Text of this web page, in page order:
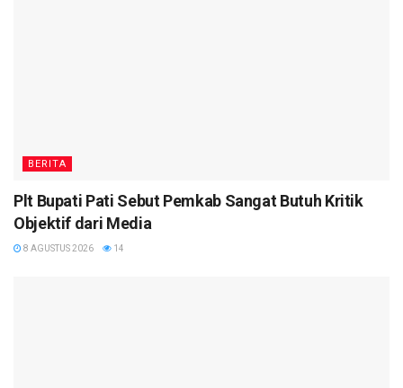
BERITA
Plt Bupati Pati Sebut Pemkab Sangat Butuh Kritik
Objektif dari Media
8 AGUSTUS 2026 14